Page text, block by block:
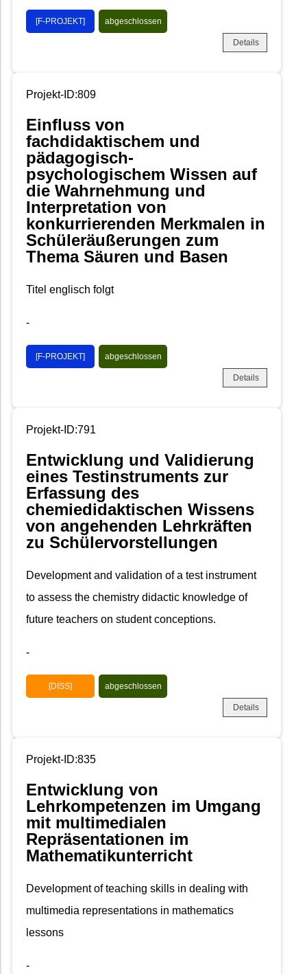
[F-PROJEKT] abgeschlossen
Details
Projekt-ID:809
Einfluss von
fachdidaktischem und
pädagogisch-
psychologischem Wissen auf
die Wahrnehmung und
Interpretation von
konkurrierenden Merkmalen in
Schüleräußerungen zum
Thema Säuren und Basen
Titel englisch folgt
-
[F-PROJEKT] abgeschlossen
Details
Projekt-ID:791
Entwicklung und Validierung
eines Testinstruments zur
Erfassung des
chemiedidaktischen Wissens
von angehenden Lehrkräften
zu Schülervorstellungen
Development and validation of a test instrument
to assess the chemistry didactic knowledge of
future teachers on student conceptions.
-
[DISS] abgeschlossen
Details
Projekt-ID:835
Entwicklung von
Lehrkompetenzen im Umgang
mit multimedialen
Repräsentationen im
Mathematikunterricht
Development of teaching skills in dealing with
multimedia representations in mathematics
lessons
-